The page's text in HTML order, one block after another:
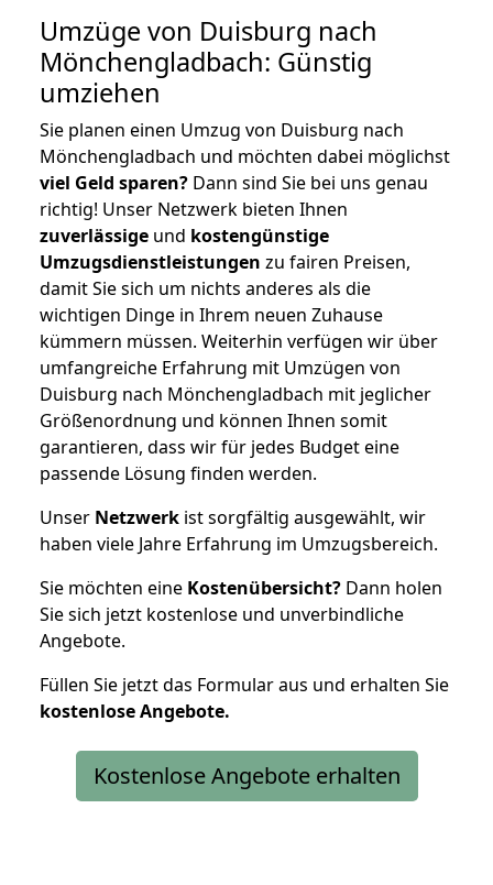
Umzüge von Duisburg nach
Mönchengladbach: Günstig
umziehen
Sie planen einen Umzug von Duisburg nach
Mönchengladbach und möchten dabei möglichst
viel Geld sparen? Dann sind Sie bei uns genau
richtig! Unser Netzwerk bieten Ihnen
zuverlässige und kostengünstige
Umzugsdienstleistungen zu fairen Preisen,
damit Sie sich um nichts anderes als die
wichtigen Dinge in Ihrem neuen Zuhause
kümmern müssen. Weiterhin verfügen wir über
umfangreiche Erfahrung mit Umzügen von
Duisburg nach Mönchengladbach mit jeglicher
Größenordnung und können Ihnen somit
garantieren, dass wir für jedes Budget eine
passende Lösung finden werden.
Unser Netzwerk ist sorgfältig ausgewählt, wir
haben viele Jahre Erfahrung im Umzugsbereich.
Sie möchten eine Kostenübersicht? Dann holen
Sie sich jetzt kostenlose und unverbindliche
Angebote.
Füllen Sie jetzt das Formular aus und erhalten Sie
kostenloseAngebote.
Kostenlose Angebote erhalten